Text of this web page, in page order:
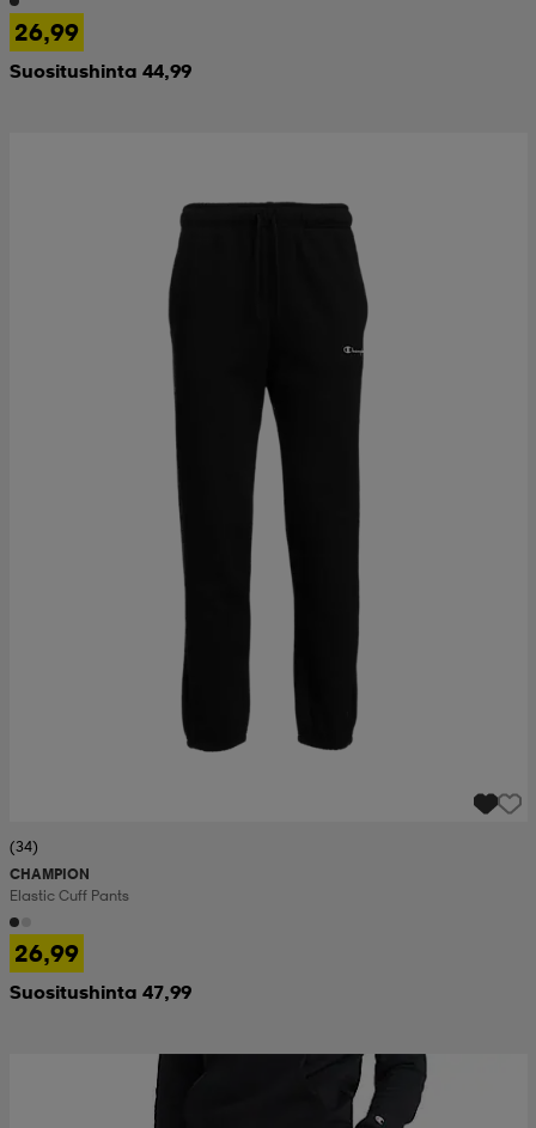
26,99
Suositushinta 44,99
(34)
CHAMPION
Elastic Cuff Pants
26,99
Suositushinta 47,99